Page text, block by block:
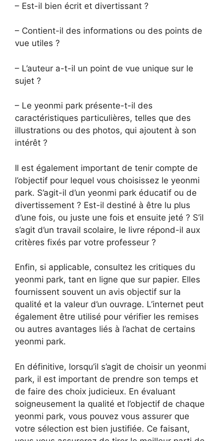
– Est-il bien écrit et divertissant ?
– Contient-il des informations ou des points de
vue utiles ?
– L’auteur a-t-il un point de vue unique sur le
sujet ?
– Le yeonmi park présente-t-il des
caractéristiques particulières, telles que des
illustrations ou des photos, qui ajoutent à son
intérêt ?
Il est également important de tenir compte de
l’objectif pour lequel vous choisissez le yeonmi
park. S’agit-il d’un yeonmi park éducatif ou de
divertissement ? Est-il destiné à être lu plus
d’une fois, ou juste une fois et ensuite jeté ? S’il
s’agit d’un travail scolaire, le livre répond-il aux
critères fixés par votre professeur ?
Enfin, si applicable, consultez les critiques du
yeonmi park, tant en ligne que sur papier. Elles
fournissent souvent un avis objectif sur la
qualité et la valeur d’un ouvrage. L’internet peut
également être utilisé pour vérifier les remises
ou autres avantages liés à l’achat de certains
yeonmi park.
En définitive, lorsqu’il s’agit de choisir un yeonmi
park, il est important de prendre son temps et
de faire des choix judicieux. En évaluant
soigneusement la qualité et l’objectif de chaque
yeonmi park, vous pouvez vous assurer que
votre sélection est bien justifiée. Ce faisant,